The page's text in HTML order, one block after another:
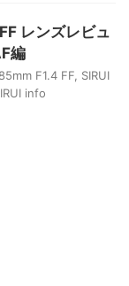
レンズレビュ
編
F1.4 FF SIRUI
info